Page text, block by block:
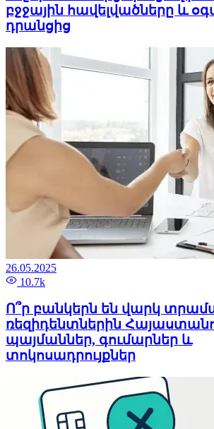
բջջային հավելվածները և
դրանցից
26.05.2025
10.7k
Ո՞ր բանկերն են վարկ
ռեզիդենտներին
պայմաններ, գումարներ և
տոկոսադրույքներ